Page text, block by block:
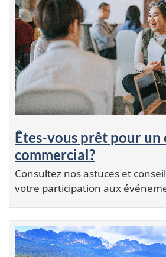
Êtes-vous prêt pour un
commercial?
Consultez nos astuces et
votre participation aux